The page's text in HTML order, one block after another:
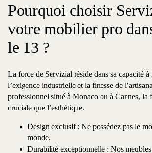
Pourquoi choisir
votre mobilier pro
le 13 ?
La force de Servizial réside dans sa capacité à
l’exigence industrielle et la finesse de
professionnel situé à Monaco ou à Cannes, la
cruciale que l’esthétique.
Design exclusif : Ne possédez pas le
monde.
Durabilité exceptionnelle : Nos meubles